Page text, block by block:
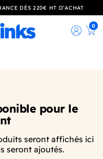
DÈS 220€ HT D’ACHAT
0
pour le
seront affichés ici
seront ajoutés.